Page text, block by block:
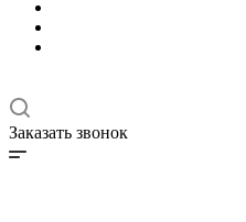
Заказать звонок